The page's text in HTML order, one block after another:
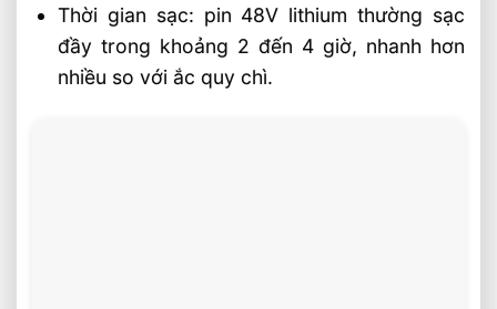
Thời gian sạc: pin 48V lithium thường sạc
đầy trong khoảng 2 đến 4 giờ, nhanh hơn
nhiều so với ắc quy chì.